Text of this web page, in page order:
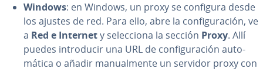
Windows: en Windows, un proxy se configura desde
los ajustes de red. Para ello, abre la co­n­fi­gu­ra­ción, ve
a Red e Internety se­le­c­cio­na la sección Proxy. Allí
puedes in­tro­du­cir una URL de co­n­fi­gu­ra­ción au­to­
má­ti­ca o añadir ma­nua­l­me­n­te un servidor proxy con